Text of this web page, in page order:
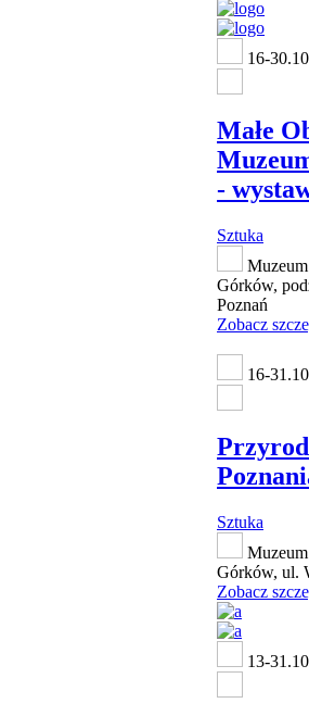
16-
Małe
-
Sztuka
Górków,
Poznań
Zobacz
16-
Sztuka
Górków, ul.
Zobacz
13-